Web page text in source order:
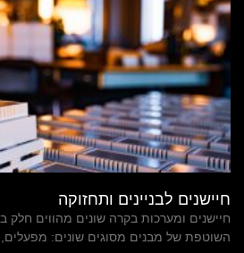
חיישנים לבניינים ותחזוקה
חיישנים ומערכות בקרה שונים מהווים חלק
השוטפת של מבנים מסוגים שונים: מפעלים,